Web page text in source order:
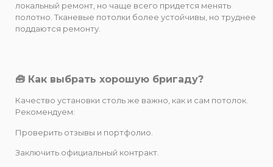
локальный ремонт, но чаще всего придется менять
полотно. Тканевые потолки более устойчивы, но труднее
поддаются ремонту.
🧰 Как выбрать хорошую бригаду?
Качество установки столь же важно, как и сам потолок.
Рекомендуем:
Проверить отзывы и портфолио.
Заключить официальный контракт.